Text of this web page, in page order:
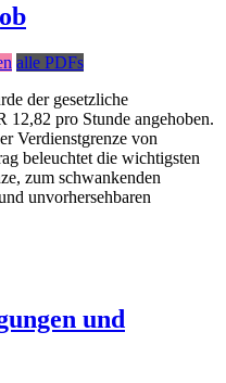
alle PDFs
der gesetzliche
pro Stunde angehoben.
Verdienstgrenze von
beleuchtet die wichtigsten
zum schwankenden
unvorhersehbaren
und